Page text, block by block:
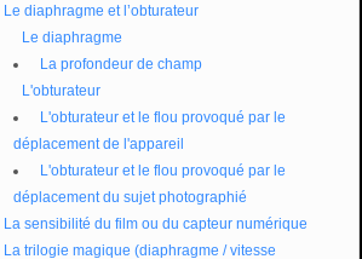
Le diaphragme et l’obturateur
Le diaphragme
La profondeur de champ
L'obturateur
L'obturateur et le flou provoqué par le
déplacement de l'appareil
L'obturateur et le flou provoqué par le
déplacement du sujet photographié
La sensibilité du film ou du capteur numérique
La trilogie magique (diaphragme / vitesse